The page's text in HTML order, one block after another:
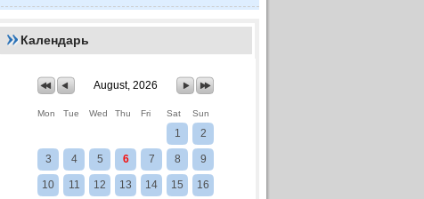
Календарь
August, 2026
Mon Tue Wed Thu Fri Sat Sun
1 2
3 4 5 6 7 8 9
10 11 12 13 14 15 16